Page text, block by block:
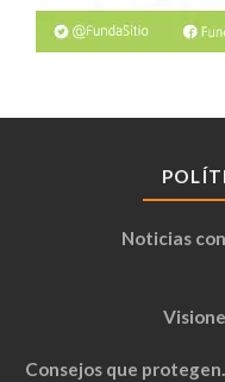
Noticias
Consejos que